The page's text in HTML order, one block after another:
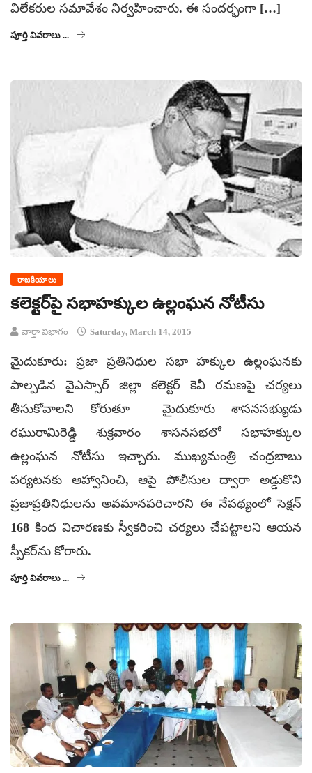
విలేకరుల సమావేశం నిర్వహించారు. ఈ సందర్భంగా […]
పూర్తి వివరాలు ...
రాజకీయాలు
కలెక్టర్‌పై సభాహక్కుల ఉల్లంఘన నోటీసు
వార్తా విభాగం Saturday, March 14, 2015
మైదుకూరు: ప్రజా ప్రతినిధుల సభా హక్కుల ఉల్లంఘనకు
పాల్పడిన వైఎస్సార్ జిల్లా కలెక్టర్ కెవీ రమణపై చర్యలు
తీసుకోవాలని కోరుతూ మైదుకూరు శాసనసభ్యుడు
రఘురామిరెడ్డి శుక్రవారం శాసనసభలో సభాహక్కుల
ఉల్లంఘన నోటీసు ఇచ్చారు. ముఖ్యమంత్రి చంద్రబాబు
పర్యటనకు ఆహ్వానించి, ఆపై పోలీసుల ద్వారా అడ్డుకొని
ప్రజాప్రతినిధులను అవమానపరిచారని ఈ నేపథ్యంలో సెక్షన్
168 కింద విచారణకు స్వీకరించి చర్యలు చేపట్టాలని ఆయన
స్పీకర్‌ను కోరారు.
పూర్తి వివరాలు ...